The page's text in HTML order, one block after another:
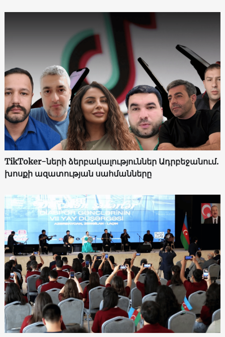
TikToker-ների ձերբակալություններ Ադրբեջանում.
խոսքի ազատության սահմանները